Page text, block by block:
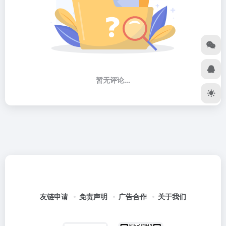
暂无评论...
友链申请 免责声明 广告合作 关于我们